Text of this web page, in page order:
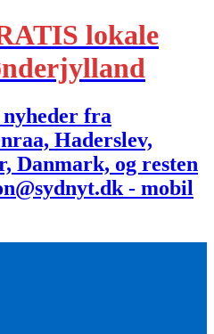
lokale
fra
Haderslev,
Danmark, og resten
- mobil